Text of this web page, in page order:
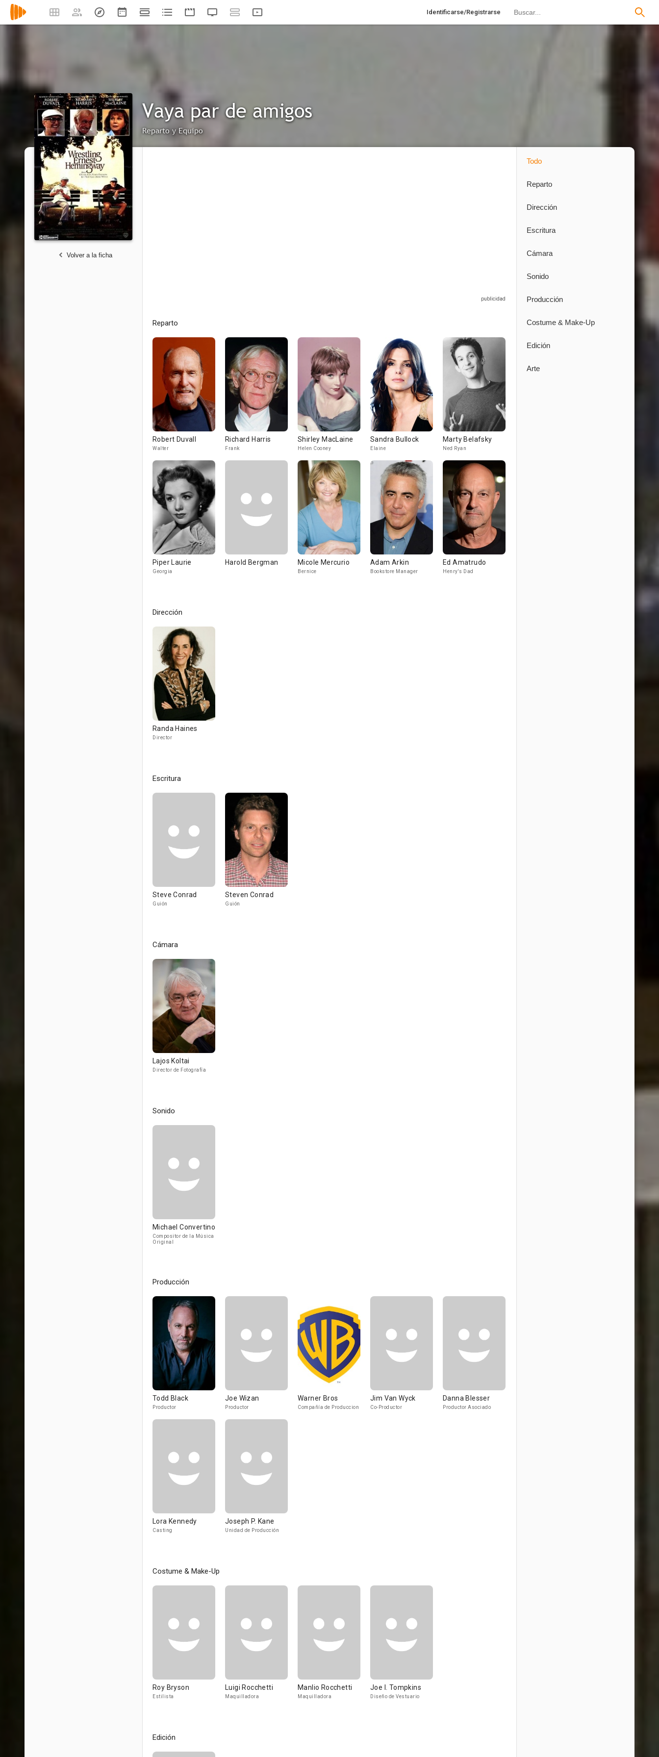
Identificarse/Registrarse
Vaya par de amigos
Reparto y Equipo
Volver a la ficha
Reparto
Robert Duvall
Walter
Richard Harris
Frank
Shirley MacLaine
Helen Cooney
Sandra Bullock
Elaine
Marty Belafsky
Ned Ryan
Piper Laurie
Georgia
Harold Bergman Micole Mercurio
Bernice
Adam Arkin
Bookstore Manager
Ed Amatrudo
Henry's Dad
Dirección
Randa Haines
Director
Escritura
Steve Conrad
Guión
Steven Conrad
Guión
Cámara
Lajos Koltai
Director de Fotografía
Sonido
Michael Convertino
Compositor de la Música
Original
Producción
Todd Black
Productor
Joe Wizan
Productor
Warner Bros
Compañía de Produccion
Jim Van Wyck
Co-Productor
Danna Blesser
Productor Asociado
Lora Kennedy
Casting
Joseph P. Kane
Unidad de Producción
Costume & Make-Up
Roy Bryson
Estilista
Luigi Rocchetti
Maquilladora
Manlio Rocchetti
Maquilladora
Joe I. Tompkins
Diseño de Vestuario
Edición
Todo
Reparto
Dirección
Escritura
Cámara
Sonido
Producción
Costume & Make-Up
Edición
Arte